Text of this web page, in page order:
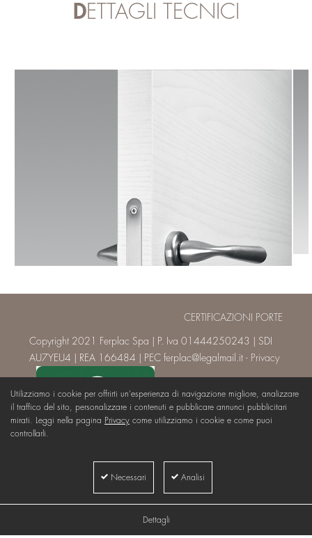
DETTAGLI TECNICI
Utilizziamo i cookie per offrirti un'esperienza di navigazione migliore, analizzare
il traffico del sito, personalizzare i contenuti e pubblicare annunci pubblicitari
mirati. Leggi nella pagina Privacy come utilizziamo i cookie e come puoi
controllarli.
Necessari Analisi
Dettagli
CERTIFICAZIONI PORTE
Copyright 2021 Ferplac Spa | P. Iva 01444250243 | SDI
AU7YEU4 | REA 166484 | PEC ferplac@legalmail.it - Privacy